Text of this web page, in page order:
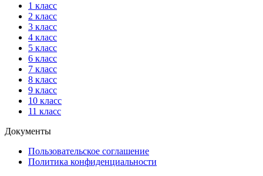
1 класс
2 класс
3 класс
4 класс
5 класс
6 класс
7 класс
8 класс
9 класс
10 класс
11 класс
Документы
Пользовательское соглашение
Политика конфиденциальности